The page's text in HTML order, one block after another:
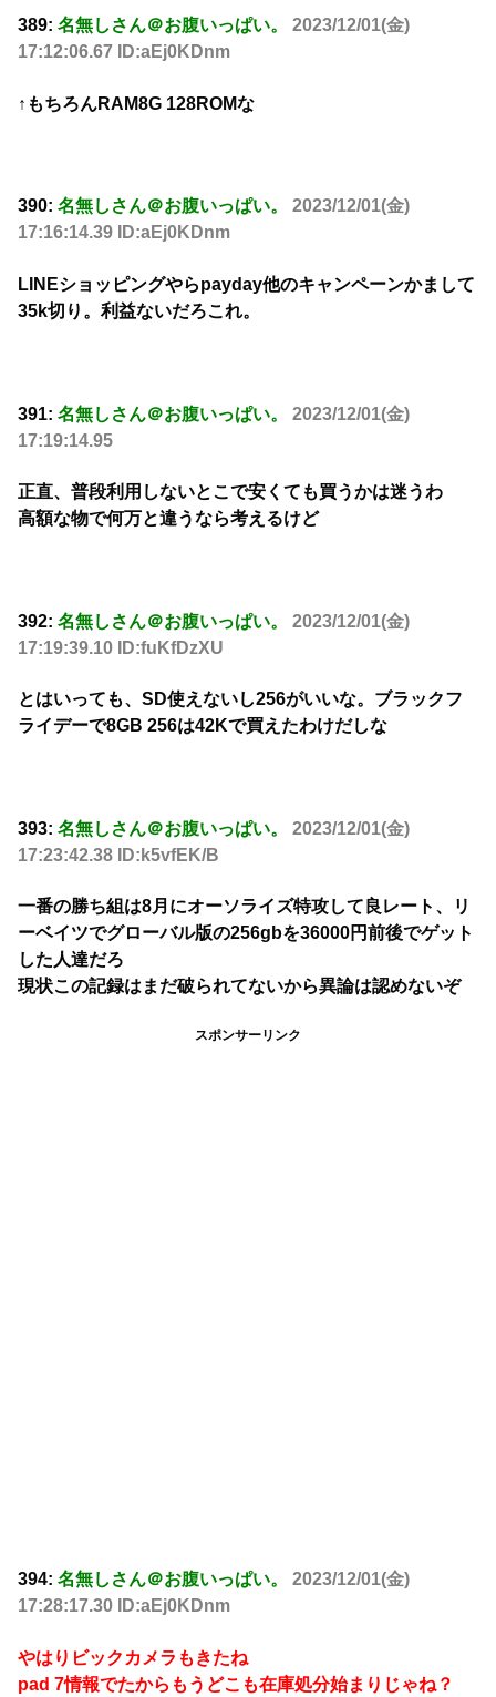
389: 名無しさん＠お腹いっぱい。
2023/12/01(金)
17:12:06.67 ID:aEj0KDnm
↑もちろんRAM8G 128ROMな
390: 名無しさん＠お腹いっぱい。
2023/12/01(金)
17:16:14.39 ID:aEj0KDnm
LINEショッピングやらpayday他のキャンペーンかまして
35k切り。利益ないだろこれ。
391: 名無しさん＠お腹いっぱい。
2023/12/01(金)
17:19:14.95
正直、普段利用しないとこで安くても買うかは迷うわ
高額な物で何万と違うなら考えるけど
392: 名無しさん＠お腹いっぱい。
2023/12/01(金)
17:19:39.10 ID:fuKfDzXU
とはいっても、SD使えないし256がいいな。ブラックフ
ライデーで8GB 256は42Kで買えたわけだしな
393: 名無しさん＠お腹いっぱい。
2023/12/01(金)
17:23:42.38 ID:k5vfEK/B
一番の勝ち組は8月にオーソライズ特攻して良レート、リ
ーベイツでグローバル版の256gbを36000円前後でゲット
した人達だろ
現状この記録はまだ破られてないから異論は認めないぞ
スポンサーリンク
394: 名無しさん＠お腹いっぱい。
2023/12/01(金)
17:28:17.30 ID:aEj0KDnm
やはりビックカメラもきたね
pad 7情報でたからもうどこも在庫処分始まりじゃね？